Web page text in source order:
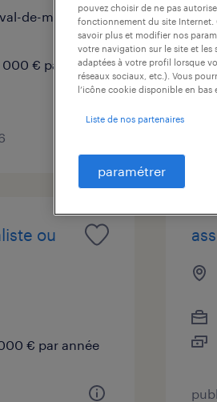
de-marne
€ par année
ou
€ par année
pouvez choisir de ne pas
fonctionnement du site Internet.
savoir plus et modifier nos
votre navigation sur le site et les
adaptées à votre profil lorsque
réseaux sociaux, etc.). Vous
l’icône cookie disponible en bas
Liste de nos partenaires
paramétrer